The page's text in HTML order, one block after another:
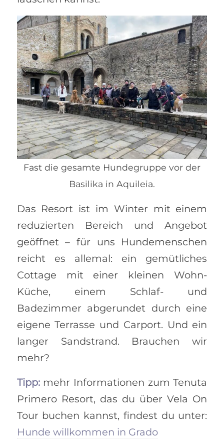
Fast die gesamte Hundegruppe vor der
Basilika in Aquileia.
Das Resort ist im Winter mit einem
reduzierten Bereich und Angebot
geöffnet – für uns Hundemenschen
reicht es allemal: ein gemütliches
Cottage mit einer kleinen Wohn-
Küche, einem Schlaf- und
Badezimmer abgerundet durch eine
eigene Terrasse und Carport. Und ein
langer Sandstrand. Brauchen wir
mehr?
Tipp:mehr Informationen zum Tenuta
Primero Resort, das du über Vela On
Tour buchen kannst, findest du unter:
Hunde willkommen in Grado